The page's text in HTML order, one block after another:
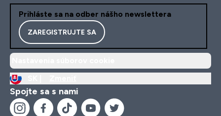
Prihláste sa na odber nášho newslettera
ZAREGISTRUJTE SA
Spojte sa s nami